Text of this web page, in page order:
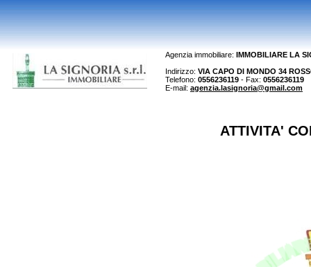
Agenzia immobiliare: IMMOBILIARE LA
Indirizzo: VIA CAPO DI MONDO 34
Telefono: 0556236119 - Fax: 0556236119
E-mail: agenzia.lasignoria@gmail.com
ATTIVITA'